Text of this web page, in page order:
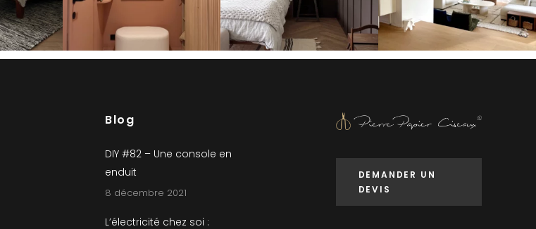
Blog
DIY #82 – Une console en
enduit
8 décembre 2021
L’électricité chez soi :
DEMANDER UN
DEVIS